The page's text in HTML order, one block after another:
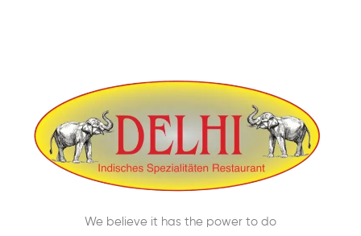
We believe it has the power to do